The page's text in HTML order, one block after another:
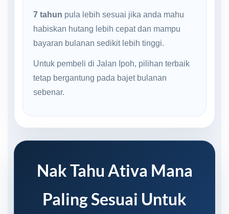
7 tahun pula lebih sesuai jika anda mahu
habiskan hutang lebih cepat dan mampu
bayaran bulanan sedikit lebih tinggi.
Untuk pembeli di Jalan Ipoh, pilihan terbaik
tetap bergantung pada bajet bulanan
sebenar.
Nak Tahu Ativa Mana
Paling Sesuai Untuk